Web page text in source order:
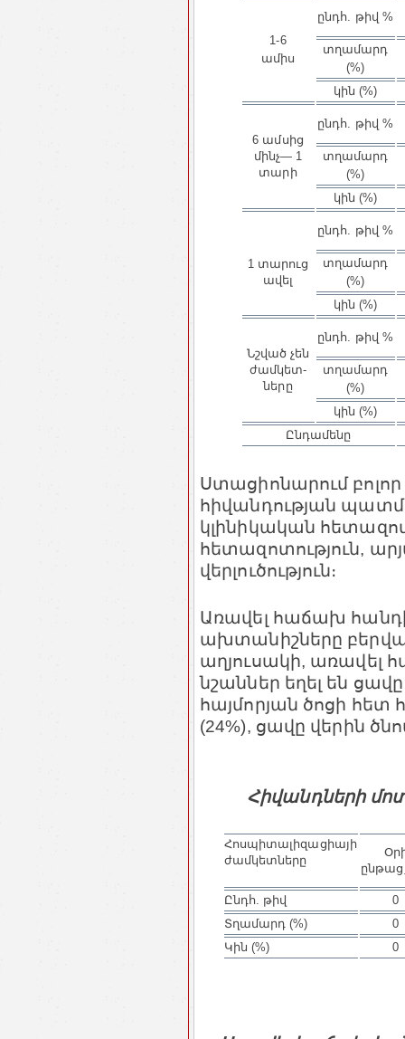
1-6
ամիս
ընդհ. թիվ %
տղամարդ
(%)
կին (%)
6 ամսից
մինչ— 1
տարի
ընդհ. թիվ %
տղամարդ
(%)
կին (%)
1 տարուց
ավել
ընդհ. թիվ %
տղամարդ
(%)
կին (%)
Նշված չեն
ժամկետ­
ները
ընդհ. թիվ %
տղամարդ
(%)
կին (%)
Ընդամենը
Ստացիոնարում
հիվանդության
կլինիկական
հետազոտություն,
վերլուծություն։
Առավել հաճախ
ախտանիշները
աղյուսակի, առավել
նշաններ եղել են
հայմորյան ծոցի հետ
(24%), ցավը վերին
Հիվանդների
Հոսպիտալիզացիայի
ժամկետները
Ընդհ. թիվ
0
Տղամարդ (%)
0
Կին (%)
0